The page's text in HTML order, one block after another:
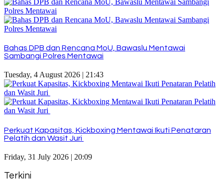
Bahas DPB dan Rencana MoU, Bawaslu Mentawai
Sambangi Polres Mentawai
Tuesday, 4 August 2026 | 21:43
Perkuat Kapasitas, Kickboxing Mentawai Ikuti Penataran
Pelatih dan Wasit Juri
Friday, 31 July 2026 | 20:09
Terkini